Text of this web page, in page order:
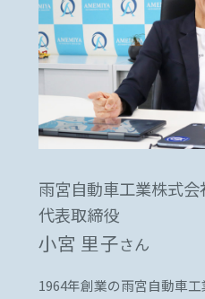
雨宮自動車工業株式会
代表取締役
小宮 里子さん
1964年創業の雨宮自動車